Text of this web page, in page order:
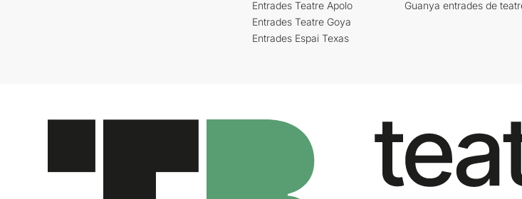
Entrades Teatre Apolo
Entrades Teatre Goya
Entrades Espai Texas
Guanya entrades de